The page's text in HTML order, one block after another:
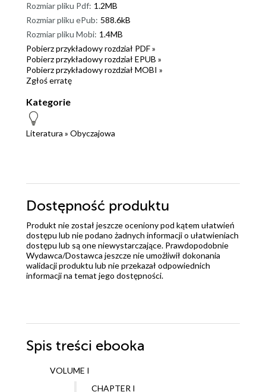
Rozmiar pliku Pdf: 1.2MB
Rozmiar pliku ePub: 588.6kB
Rozmiar pliku Mobi: 1.4MB
Pobierz przykładowy rozdział PDF »
Pobierz przykładowy rozdział EPUB »
Pobierz przykładowy rozdział MOBI »
Zgłoś erratę
Kategorie
Literatura » Obyczajowa
Dostępność produktu
Produkt nie został jeszcze oceniony pod kątem ułatwień
dostępu lub nie podano żadnych informacji o ułatwieniach
dostępu lub są one niewystarczające. Prawdopodobnie
Wydawca/Dostawca jeszcze nie umożliwił dokonania
walidacji produktu lub nie przekazał odpowiednich
informacji na temat jego dostępności.
Spis treści ebooka
VOLUME I
CHAPTER I